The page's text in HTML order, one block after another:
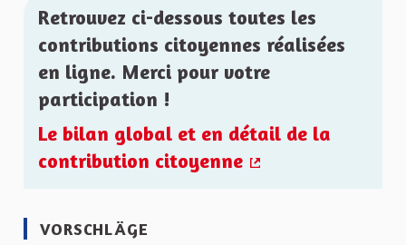
Retrouvez ci-dessous toutes les
contributions citoyennes réalisées
en ligne. Merci pour votre
participation !
Le bilan global et en détail de la
contribution citoyenne
VORSCHLÄGE